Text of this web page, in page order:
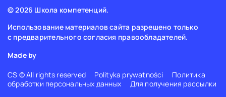
© 2026 Школа компетенций.
Использование материалов сайта разрешено только
с предварительного согласия правообладателей.
Made by
CS © All rights reserved Polityka prywatności
Политика
обработки персональных данных
Для получения рассылки